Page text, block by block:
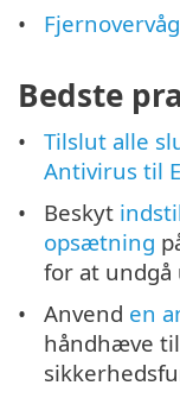
Bedste
Tilslut alle
Antivirus til
Beskyt
opsætning
for at
Anvend en
håndhæve